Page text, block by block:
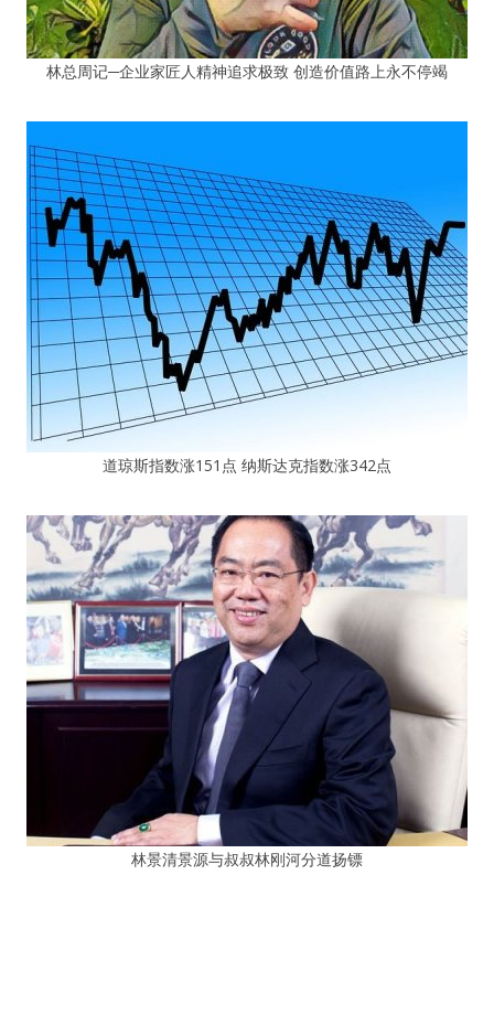
林总周记─企业家匠人精神追求极致 创造价值路上永不停竭
道琼斯指数涨151点 纳斯达克指数涨342点
林景清景源与叔叔林刚河分道扬镖